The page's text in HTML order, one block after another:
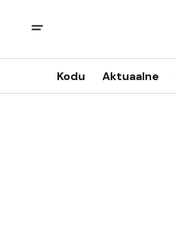
Kodu Aktuaalne